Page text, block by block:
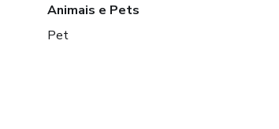
Animais e Pets
Pet